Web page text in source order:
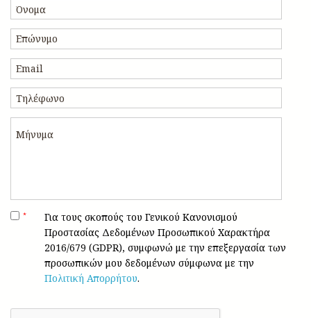
Για τους σκοπούς του Γενικού Κανονισμού
Προστασίας Δεδομένων Προσωπικού Χαρακτήρα
2016/679 (GDPR), συμφωνώ με την επεξεργασία των
προσωπικών μου δεδομένων σύμφωνα με την
Πολιτική Απορρήτου.
*